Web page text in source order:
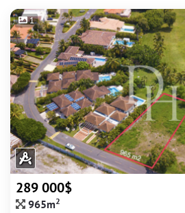
1
289 000$
965m2